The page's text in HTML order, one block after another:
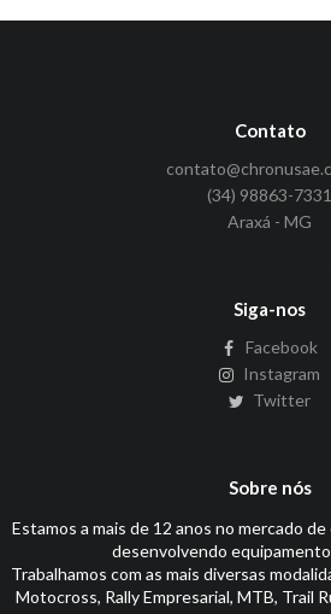
Contato
(34) 98863-7331
Araxá - MG
Siga-nos
Facebook
Instagram
Twitter
Sobre nós
Estamos a mais de 12 anos no mercado
desenvolvendo
Trabalhamos com as mais diversas
Motocross, Rally Empresarial, MTB, Trail